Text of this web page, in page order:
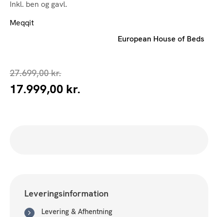
Inkl. ben og gavl.
Meqqit
European House of Beds
27.699,00kr.
Den
17.999,00 kr.
Den
Leveringsinformation
Levering & Afhentning